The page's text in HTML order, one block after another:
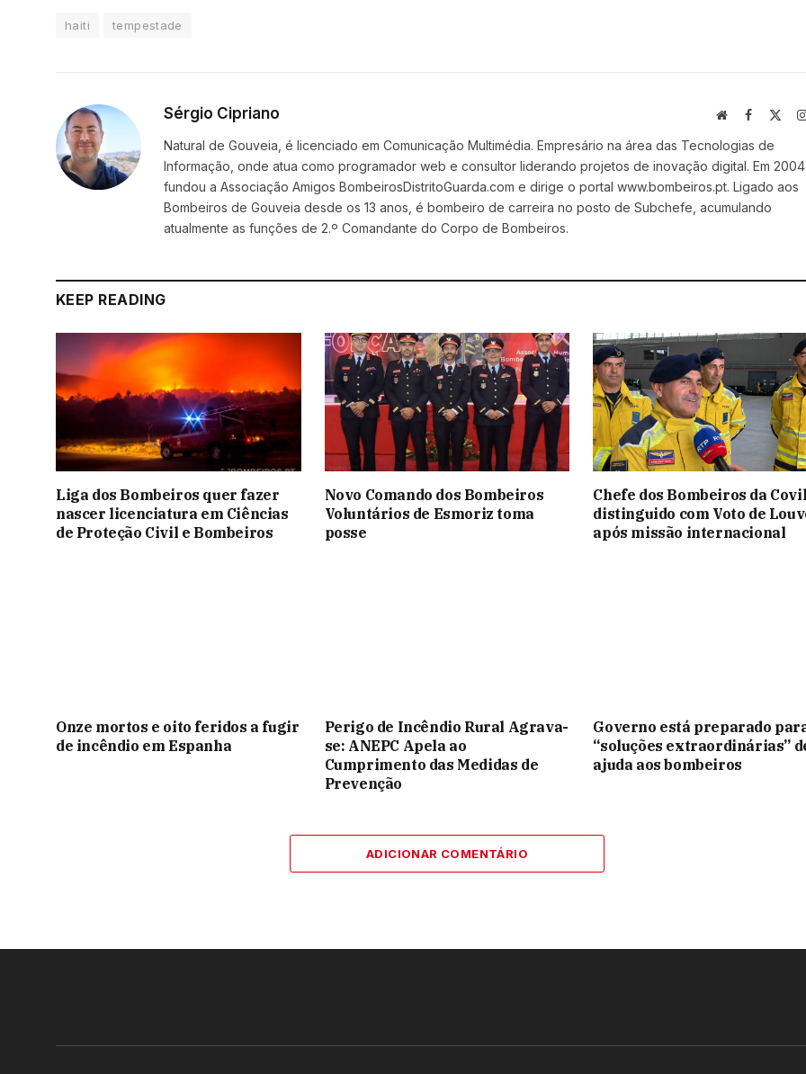
haiti tempestade
Sérgio Cipriano WebsiteFacebook
Natural de Gouveia, é licenciado em Comunicação Multimédia. Empresário na área das Tecnologias de
Informação, onde atua como programador web e consultor liderando projetos de inovação digital. Em 2004
fundou a Associação Amigos BombeirosDistritoGuarda.com e dirige o portal www.bombeiros.pt. Ligado aos
Bombeiros de Gouveia desde os 13 anos, é bombeiro de carreira no posto de Subchefe, acumulando
atualmente as funções de 2.º Comandante do Corpo de Bombeiros.
KEEP READING
Liga dos Bombeiros quer fazer
nascer licenciatura em Ciências
de Proteção Civil e Bombeiros
Novo Comando dos Bombeiros
Voluntários de Esmoriz toma
posse
Chefe dos Bombeiros da
distinguido com Voto de
após missão internacional
Onze mortos e oito feridos a fugir
de incêndio em Espanha
Perigo de Incêndio Rural Agrava-
se: ANEPC Apela ao
Cumprimento das Medidas de
Prevenção
Governo está preparado
“soluções extraordinárias”
ajuda aos bombeiros
ADICIONAR COMENTÁRIO